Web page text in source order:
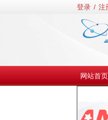
登录 / 注
网站首页